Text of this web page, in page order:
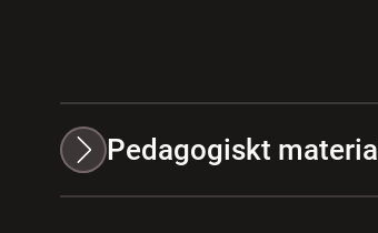
Pedagogiskt material